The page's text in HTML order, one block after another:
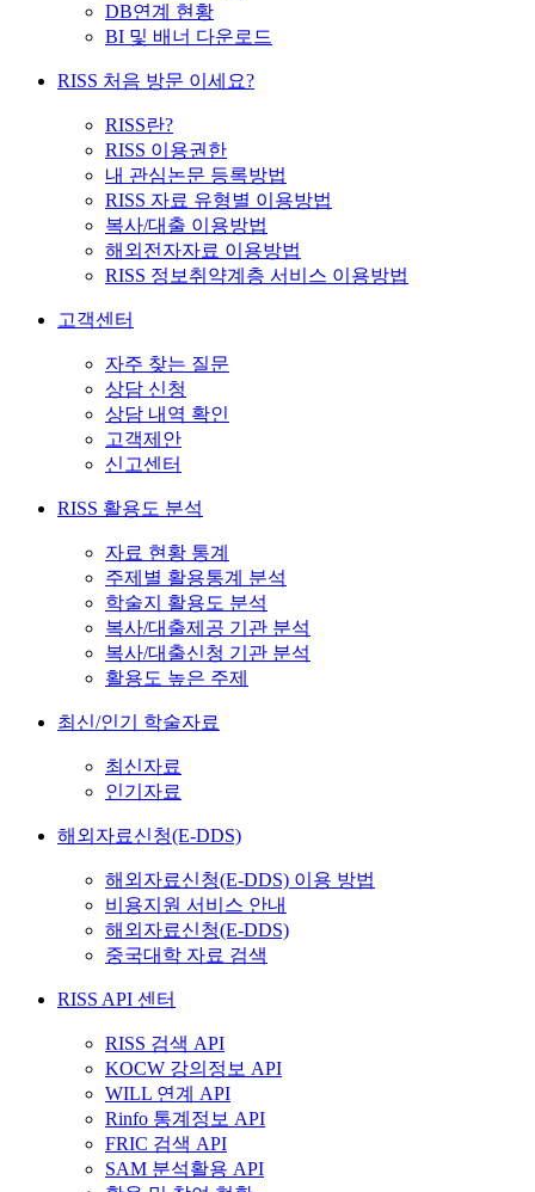
DB연계 현황
BI 및 배너 다운로드
RISS 처음 방문 이세요?
RISS란?
RISS 이용권한
내 관심논문 등록방법
RISS 자료 유형별 이용방법
복사/대출 이용방법
해외전자자료 이용방법
RISS 정보취약계층 서비스 이용방법
고객센터
자주 찾는 질문
상담 신청
상담 내역 확인
고객제안
신고센터
RISS 활용도 분석
자료 현황 통계
주제별 활용통계 분석
학술지 활용도 분석
복사/대출제공 기관 분석
복사/대출신청 기관 분석
활용도 높은 주제
최신/인기 학술자료
최신자료
인기자료
해외자료신청(E-DDS)
해외자료신청(E-DDS) 이용 방법
비용지원 서비스 안내
해외자료신청(E-DDS)
중국대학 자료 검색
RISS API 센터
RISS 검색 API
KOCW 강의정보 API
WILL 연계 API
Rinfo 통계정보 API
FRIC 검색 API
SAM 분석활용 API